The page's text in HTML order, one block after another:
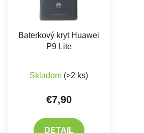
Baterkový kryt Huawei
P9 Lite
Skladom (>2 ks)
€7,90
DETAIL